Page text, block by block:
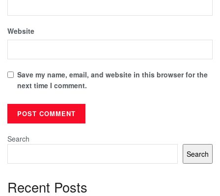
Website
Save my name, email, and website in this browser for the
next time I comment.
Search
Search
Recent Posts